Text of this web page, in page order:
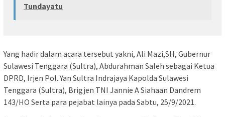
Tundayatu
Yang hadir dalam acara tersebut yakni, Ali Mazi,SH, Gubernur
Sulawesi Tenggara (Sultra), Abdurahman Saleh sebagai Ketua
DPRD, Irjen Pol. Yan Sultra Indrajaya Kapolda Sulawesi
Tenggara (Sultra), Brigjen TNI Jannie A Siahaan Dandrem
143/HO Serta para pejabat lainya pada Sabtu, 25/9/2021.